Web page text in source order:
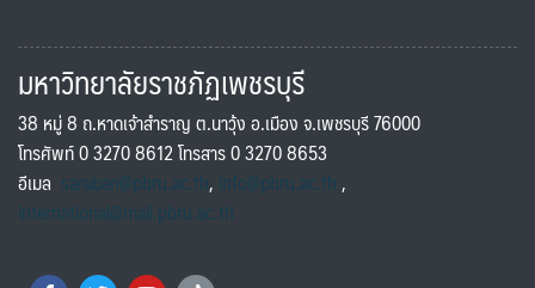
มหาวิทยาลัยราชภัฏเพชรบุรี
38 หมู่ 8 ถ.หาดเจ้าสำราญ ต.นาวุ้ง อ.เมือง จ.เพชรบุรี 76000
โทรศัพท์ 0 3270 8612 โทรสาร 0 3270 8653
อีเมล saraban@pbru.ac.th, info@pbru.ac.th,
international@mail.pbru.ac.th